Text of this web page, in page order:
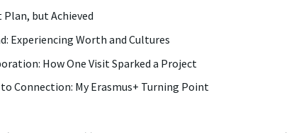
Plan, but Achieved
Experiencing Worth and Cultures
How One Visit Sparked a Project
Connection: My Erasmus+ Turning Point